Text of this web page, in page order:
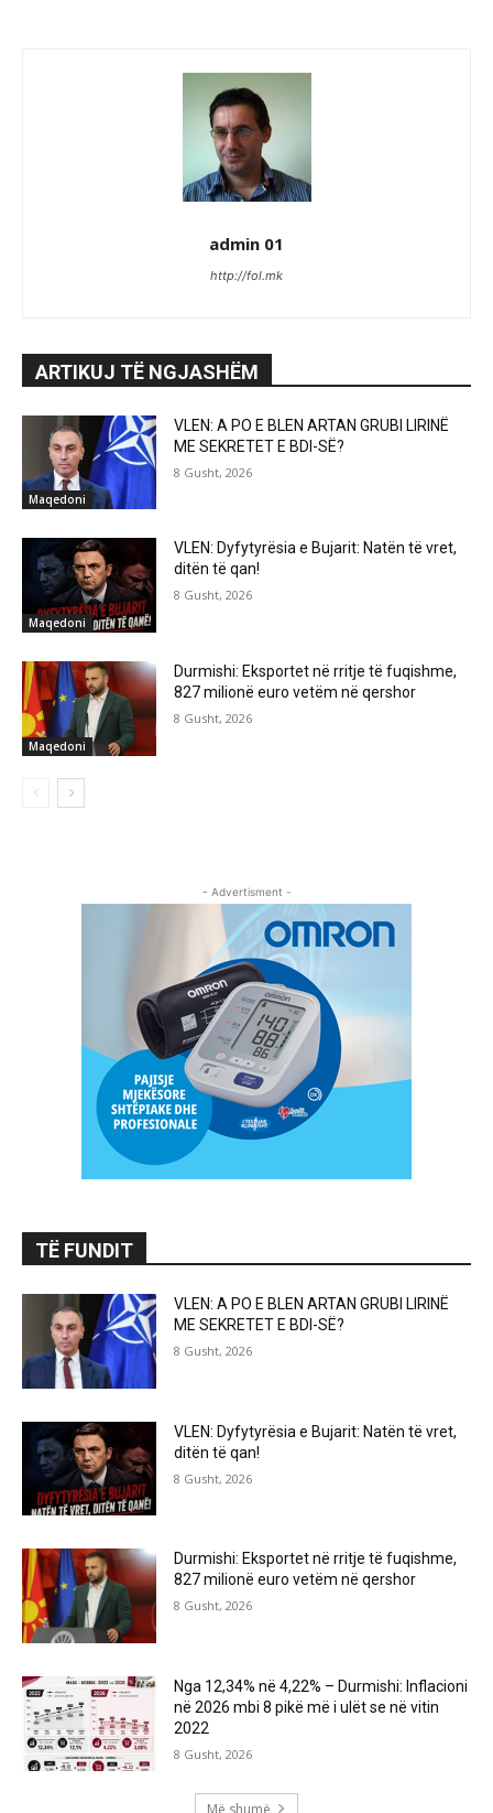
admin 01
http://fol.mk
ARTIKUJ TË NGJASHËM
Maqedoni
VLEN: A PO E BLEN ARTAN GRUBI LIRINË
ME SEKRETET E BDI-SË?
8 Gusht, 2026
Maqedoni
VLEN: Dyfytyrësia e Bujarit: Natën të vret,
ditën të qan!
8 Gusht, 2026
Maqedoni
Durmishi: Eksportet në rritje të fuqishme,
827 milionë euro vetëm në qershor
8 Gusht, 2026
- Advertisment -
TË FUNDIT
VLEN: A PO E BLEN ARTAN GRUBI LIRINË
ME SEKRETET E BDI-SË?
8 Gusht, 2026
VLEN: Dyfytyrësia e Bujarit: Natën të vret,
ditën të qan!
8 Gusht, 2026
Durmishi: Eksportet në rritje të fuqishme,
827 milionë euro vetëm në qershor
8 Gusht, 2026
Nga 12,34% në 4,22% – Durmishi: Inflacioni
në 2026 mbi 8 pikë më i ulët se në vitin
2022
8 Gusht, 2026
Më shumë